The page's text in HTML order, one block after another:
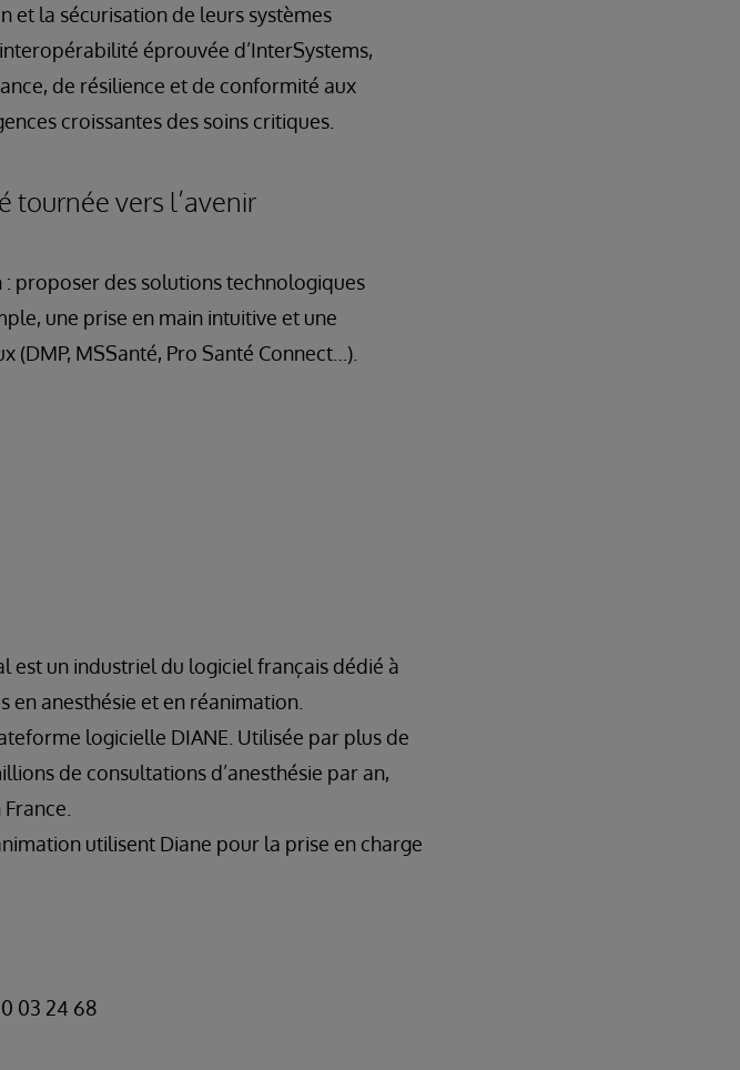
et la sécurisation de leurs systèmes
éprouvée d’InterSystems,
de résilience et de conformité aux
croissantes des soins critiques.
tournée vers l’avenir
: proposer des solutions technologiques
une prise en main intuitive et une
MSSanté, Pro Santé Connect…).
est un industriel du logiciel français dédié à
anesthésie et en réanimation.
logicielle DIANE. Utilisée par plus de
de consultations d’anesthésie par an,
utilisent Diane pour la prise en charge
03 24 68